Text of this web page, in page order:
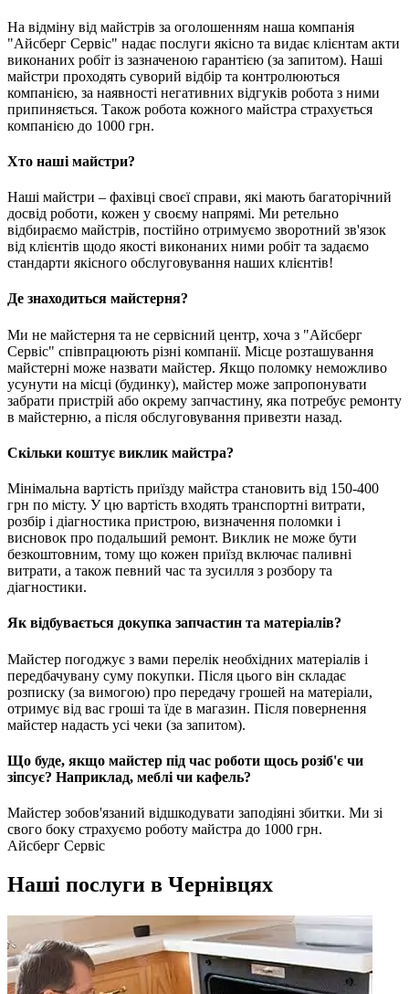
На відміну від майстрів за оголошенням наша компанія
"Айсберг Сервіс" надає послуги якісно та видає клієнтам акти
виконаних робіт із зазначеною гарантією (за запитом). Наші
майстри проходять суворий відбір та контролюються
компанією, за наявності негативних відгуків робота з ними
припиняється. Також робота кожного майстра страхується
компанією до 1000 грн.
Хто наші майстри?
Наші майстри – фахівці своєї справи, які мають багаторічний
досвід роботи, кожен у своєму напрямі. Ми ретельно
відбираємо майстрів, постійно отримуємо зворотний зв'язок
від клієнтів щодо якості виконаних ними робіт та задаємо
стандарти якісного обслуговування наших клієнтів!
Де знаходиться майстерня?
Ми не майстерня та не сервісний центр, хоча з "Айсберг
Сервіс" співпрацюють різні компанії. Місце розташування
майстерні може назвати майстер. Якщо поломку неможливо
усунути на місці (будинку), майстер може запропонувати
забрати пристрій або окрему запчастину, яка потребує ремонту
в майстерню, а після обслуговування привезти назад.
Скільки коштує виклик майстра?
Мінімальна вартість приїзду майстра становить від 150-400
грн по місту. У цю вартість входять транспортні витрати,
розбір і діагностика пристрою, визначення поломки і
висновок про подальший ремонт. Виклик не може бути
безкоштовним, тому що кожен приїзд включає паливні
витрати, а також певний час та зусилля з розбору та
діагностики.
Як відбувається докупка запчастин та матеріалів?
Майстер погоджує з вами перелік необхідних матеріалів і
передбачувану суму покупки. Після цього він складає
розписку (за вимогою) про передачу грошей на матеріали,
отримує від вас гроші та їде в магазин. Після повернення
майстер надасть усі чеки (за запитом).
Що буде, якщо майстер під час роботи щось розіб'є чи
зіпсує? Наприклад, меблі чи кафель?
Майстер зобов'язаний відшкодувати заподіяні збитки. Ми зі
свого боку страхуємо роботу майстра до 1000 грн.
Айсберг Сервіс
Наші послуги в Чернівцях